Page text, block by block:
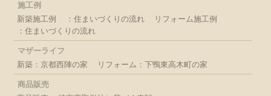
施工例
新築施工例
：住まいづくりの流れ
リフォーム施工例
：住まいづくりの流れ
マザーライフ
新築：京都西陣の家
リフォーム：下鴨東高木町の家
商品販売